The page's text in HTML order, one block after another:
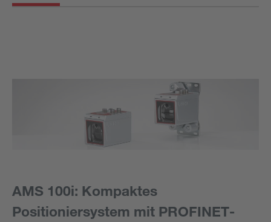
AMS 100i: Kompaktes
Positioniersystem mit PROFINET-